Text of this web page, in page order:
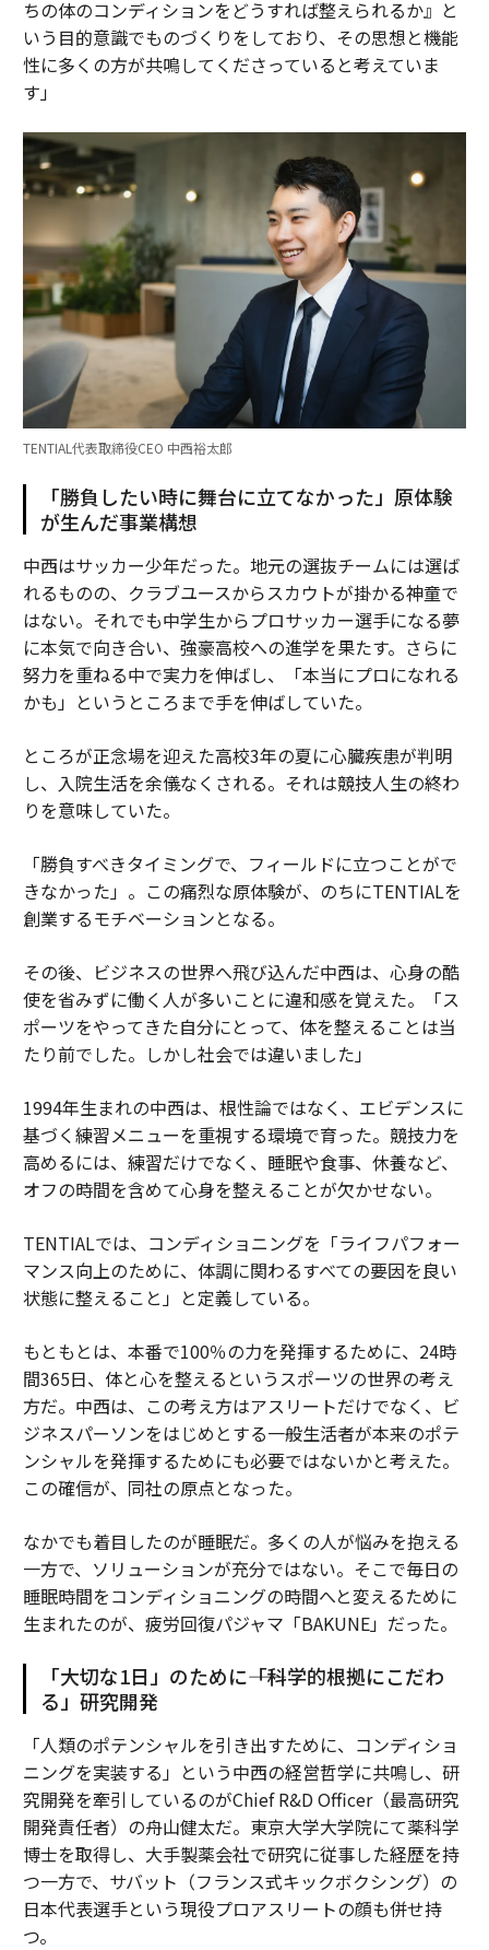
ちの体のコンディションをどうすれば整えられるか』と
いう目的意識でものづくりをしており、その思想と機能
性に多くの方が共鳴してくださっていると考えていま
す」
TENTIAL代表取締役CEO 中西裕太郎
「勝負したい時に舞台に立てなかった」原体験
が生んだ事業構想
中西はサッカー少年だった。地元の選抜チームには選ば
れるものの、クラブユースからスカウトが掛かる神童で
はない。それでも中学生からプロサッカー選手になる夢
に本気で向き合い、強豪高校への進学を果たす。さらに
努力を重ねる中で実力を伸ばし、「本当にプロになれる
かも」というところまで手を伸ばしていた。
ところが正念場を迎えた高校3年の夏に心臓疾患が判明
し、入院生活を余儀なくされる。それは競技人生の終わ
りを意味していた。
「勝負すべきタイミングで、フィールドに立つことがで
きなかった」。この痛烈な原体験が、のちにTENTIALを
創業するモチベーションとなる。
その後、ビジネスの世界へ飛び込んだ中西は、心身の酷
使を省みずに働く人が多いことに違和感を覚えた。「ス
ポーツをやってきた自分にとって、体を整えることは当
たり前でした。しかし社会では違いました」
1994年生まれの中西は、根性論ではなく、エビデンスに
基づく練習メニューを重視する環境で育った。競技力を
高めるには、練習だけでなく、睡眠や食事、休養など、
オフの時間を含めて心身を整えることが欠かせない。
TENTIALでは、コンディショニングを「ライフパフォー
マンス向上のために、体調に関わるすべての要因を良い
状態に整えること」と定義している。
もともとは、本番で100％の力を発揮するために、24時
間365日、体と心を整えるというスポーツの世界の考え
方だ。中西は、この考え方はアスリートだけでなく、ビ
ジネスパーソンをはじめとする一般生活者が本来のポテ
ンシャルを発揮するためにも必要ではないかと考えた。
この確信が、同社の原点となった。
なかでも着目したのが睡眠だ。多くの人が悩みを抱える
一方で、ソリューションが充分ではない。そこで毎日の
睡眠時間をコンディショニングの時間へと変えるために
生まれたのが、疲労回復パジャマ「BAKUNE」だった。
「大切な1日」のために――「科学的根拠にこだわ
る」研究開発
「人類のポテンシャルを引き出すために、コンディショ
ニングを実装する」という中西の経営哲学に共鳴し、研
究開発を牽引しているのがChief R&D Officer（最高研究
開発責任者）の舟山健太だ。東京大学大学院にて薬科学
博士を取得し、大手製薬会社で研究に従事した経歴を持
つ一方で、サバット（フランス式キックボクシング）の
日本代表選手という現役プロアスリートの顔も併せ持
つ。